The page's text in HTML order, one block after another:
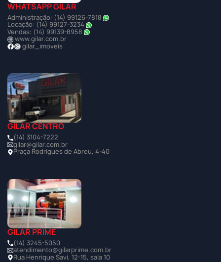
WHATSAPP GILAR
Administração: (14) 99126-7818
Locação: (14) 99127-3234
Vendas: (14) 99139-8958
www.gilar.com.br
gilar_imoveis
GILAR CENTRO
(14) 3104-7222
gilar@gilar.com.br
Praça Rodrigues de Abreu, 4-40
GILAR PRIME
(14) 3245-5050
atendimento@gilarprime.com.br
Rua Henrique Savi, 12-15, sala 10